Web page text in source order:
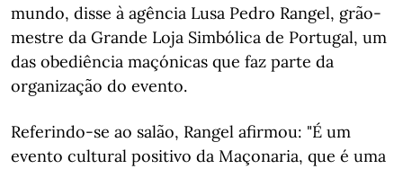
mundo, disse à agência Lusa Pedro Rangel, grão-
mestre da Grande Loja Simbólica de Portugal, um
das obediência maçónicas que faz parte da
organização do evento.
Referindo-se ao salão, Rangel afirmou: "É um
evento cultural positivo da Maçonaria, que é uma